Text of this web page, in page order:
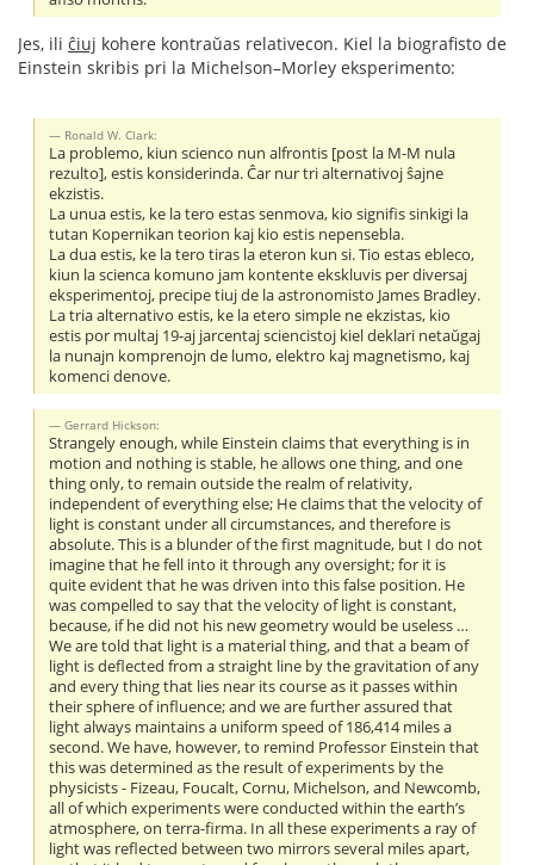
Jes, ili ĉiuj kohere kontraŭas relativecon. Kiel la biografisto de
Einstein skribis pri la Michelson–Morley eksperimento:
Ronald W. Clark:
La problemo, kiun scienco nun alfrontis [post la M-M nula
rezulto], estis konsiderinda. Ĉar nur tri alternativoj ŝajne
ekzistis.
La unua estis, ke la tero estas senmova, kio signifis sinkigi la
tutan Kopernikan teorion kaj kio estis nepensebla.
La dua estis, ke la tero tiras la eteron kun si. Tio estas ebleco,
kiun la scienca komuno jam kontente ekskluvis per diversaj
eksperimentoj, precipe tiuj de la astronomisto James Bradley.
La tria alternativo estis, ke la etero simple ne ekzistas, kio
estis por multaj 19-aj jarcentaj sciencistoj kiel deklari netaŭgaj
la nunajn komprenojn de lumo, elektro kaj magnetismo, kaj
komenci denove.
Gerrard Hickson:
Strangely enough, while Einstein claims that everything is in
motion and nothing is stable, he allows one thing, and one
thing only, to remain outside the realm of relativity,
independent of everything else; He claims that the velocity of
light is constant under all circumstances, and therefore is
absolute. This is a blunder of the first magnitude, but I do not
imagine that he fell into it through any oversight; for it is
quite evident that he was driven into this false position. He
was compelled to say that the velocity of light is constant,
because, if he did not his new geometry would be useless …
We are told that light is a material thing, and that a beam of
light is deflected from a straight line by the gravitation of any
and every thing that lies near its course as it passes within
their sphere of influence; and we are further assured that
light always maintains a uniform speed of 186,414 miles a
second. We have, however, to remind Professor Einstein that
this was determined as the result of experiments by the
physicists - Fizeau, Foucalt, Cornu, Michelson, and Newcomb,
all of which experiments were conducted within the earth’s
atmosphere, on terra-firma. In all these experiments a ray of
light was reflected between two mirrors several miles apart,